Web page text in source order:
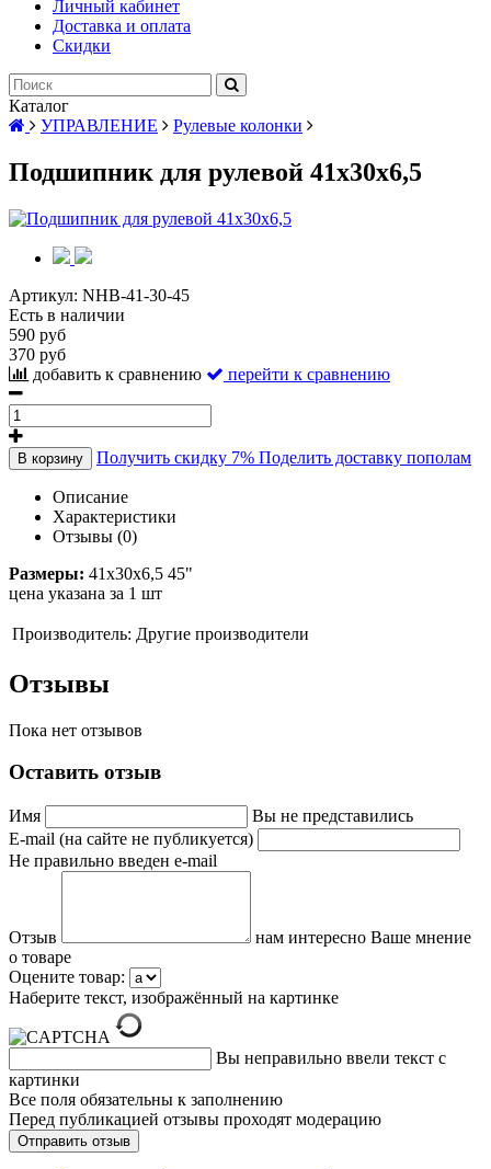
Личный кабинет
Доставка и оплата
Скидки
Каталог
УПРАВЛЕНИЕ
Рулевые колонки
Подшипник для рулевой 41x30x6,5
Артикул: NHB-41-30-45
Есть в наличии
590 руб
370 руб
добавить к сравнению
перейти к сравнению
В корзину Получить скидку 7% Поделить доставку пополам
Описание
Характеристики
Отзывы (0)
Размеры: 41x30x6,5 45"
цена указана за 1 шт
Производитель: Другие производители
Отзывы
Пока нет отзывов
Оставить отзыв
Имя
Вы не представились
E-mail (на сайте не публикуется)
Не правильно введен e-mail
Отзыв
нам интересно Ваше мнение
о товаре
Оцените товар:
Наберите текст, изображённый на картинке
Вы неправильно ввели текст с
картинки
Все поля обязательны к заполнению
Перед публикацией отзывы проходят модерацию